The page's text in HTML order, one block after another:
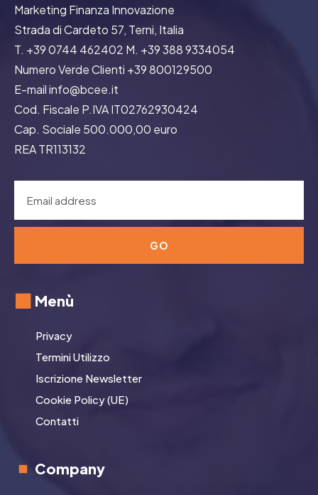
Marketing Finanza Innovazione
Strada di Cardeto 57, Terni, Italia
T. +39 0744 462402 M. +39 388 9334054
Numero Verde Clienti +39 800129500
E-mail info@bcee.it
Cod. Fiscale P.IVA IT02762930424
Cap. Sociale 500.000,00 euro
REA TR113132
GO
Menù
Privacy
Termini Utilizzo
Iscrizione Newsletter
Cookie Policy (UE)
Contatti
Company